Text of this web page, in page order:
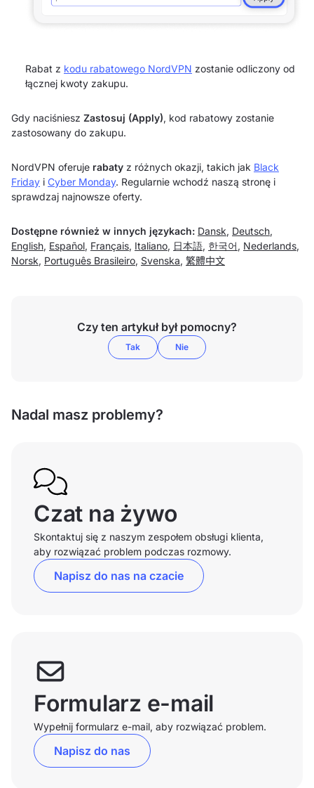
Rabat z kodu rabatowego NordVPN zostanie odliczony od
łącznej kwoty zakupu.
Gdy naciśniesz Zastosuj (Apply), kod rabatowy zostanie
zastosowany do zakupu.
NordVPN oferuje rabaty z różnych okazji, takich jak Black
Friday i Cyber Monday. Regularnie wchodź naszą stronę i
sprawdzaj najnowsze oferty.
Dostępne również w innych językach: Dansk, Deutsch,
English, Español, Français, Italiano, 日本語, 한국어 , Nederlands,
Norsk, Português Brasileiro, Svenska, 繁體中文
Czy ten artykuł był pomocny?
Tak Nie
Nadal masz problemy?
Czat na żywo
Skontaktuj się z naszym zespołem obsługi klienta,
aby rozwiązać problem podczas rozmowy.
Napisz do nas na czacie
Formularz e-mail
Wypełnij formularz e-mail, aby rozwiązać problem.
Napisz do nas